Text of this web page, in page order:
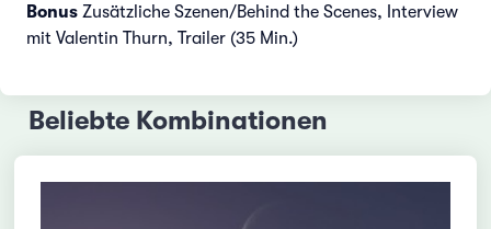
Bonus Zusätzliche Szenen/Behind the Scenes, Interview
mit Valentin Thurn, Trailer (35 Min.)
Beliebte Kombinationen